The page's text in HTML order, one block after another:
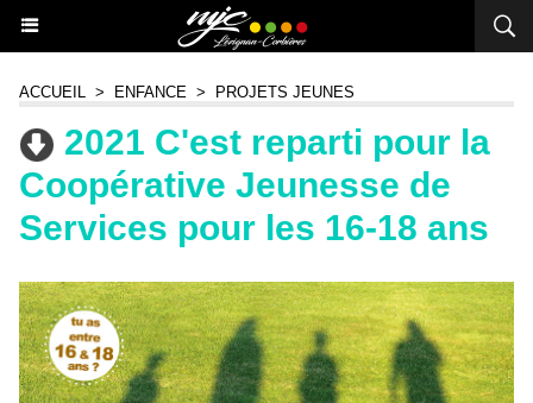
ACCUEIL > ENFANCE > PROJETS JEUNES
2021 C'est reparti pour la
Coopérative Jeunesse de
Services pour les 16-18 ans